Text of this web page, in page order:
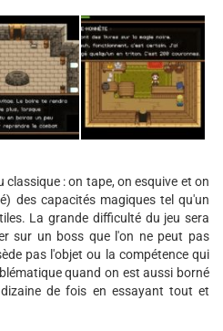
: on tape, on esquive et on
des capacités magiques tel qu'un
La grande difficulté du jeu sera
sur un boss que l'on ne peut pas
pas l'objet ou la compétence qui
quand on est aussi borné
de fois en essayant tout et